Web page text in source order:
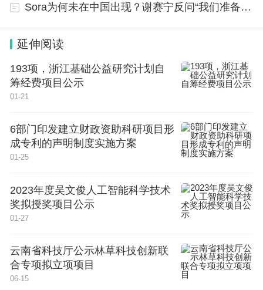
Sora为何未在中国出现？谢赛宁反问“我们准备好了吗？”
延伸阅读
193项，浙江基础公益研究计划自
筹经费项目公示
01-21
6部门印发建立财政资助科研项目形
成专利的声明制度实施方案
01-25
2023年度吴文俊人工智能科学技术
奖拟授奖项目公示
01-27
云南省科技厅公示林草科技创新联
合专项拟立项项目
06-15